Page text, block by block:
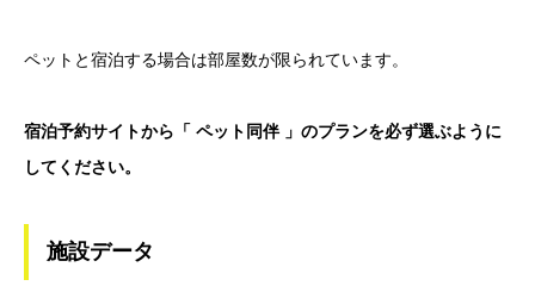
ペットと宿泊する場合は部屋数が限られています。
宿泊予約サイトから「 ペット同伴 」のプランを必ず選ぶように
してください。
施設データ